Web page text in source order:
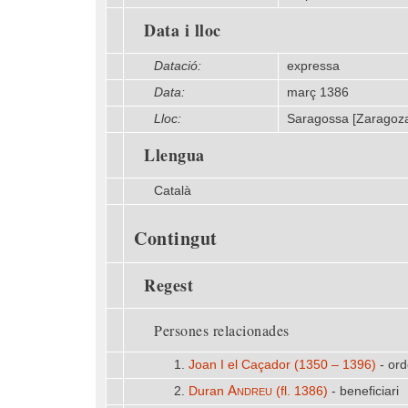
Data i lloc
Datació:
expressa
Data:
març 1386
Lloc:
Saragossa
Llengua
Català
Contingut
Regest
Persones relacionades
1. Joan I el Caçador (1350 – 1396) -
2. Duran Andreu (fl. 1386) - beneficiari